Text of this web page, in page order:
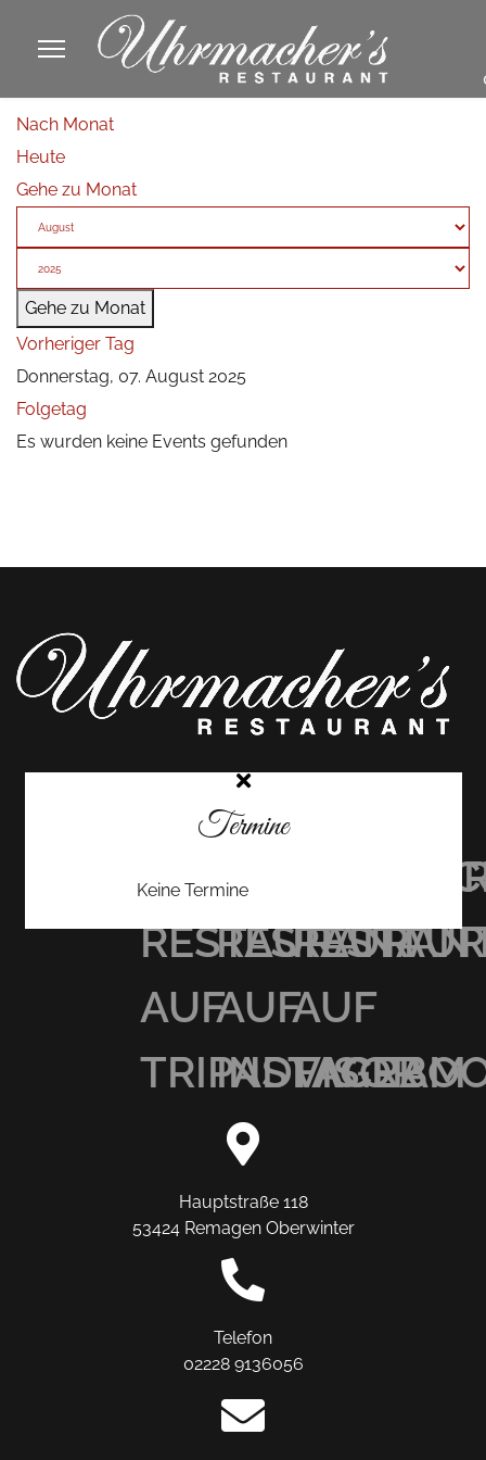
Nach Monat
Heute
Gehe zu Monat
Gehe zu Monat
Vorheriger Tag
Donnerstag, 07. August 2025
Folgetag
Es wurden keine Events gefunden
UHRMACHER’S
RESTAURANT
AUF
TRIPADVISOR
AUF
INSTAGRAM
AUF
Hauptstraße 118
53424 Remagen Oberwinter
Telefon
02228 9136056
Termine
Keine Termine